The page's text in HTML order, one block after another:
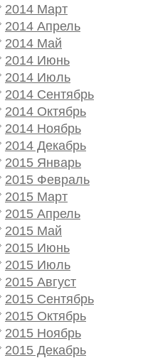
2014 Март
2014 Апрель
2014 Май
2014 Июнь
2014 Июль
2014 Сентябрь
2014 Октябрь
2014 Ноябрь
2014 Декабрь
2015 Январь
2015 Февраль
2015 Март
2015 Апрель
2015 Май
2015 Июнь
2015 Июль
2015 Август
2015 Сентябрь
2015 Октябрь
2015 Ноябрь
2015 Декабрь